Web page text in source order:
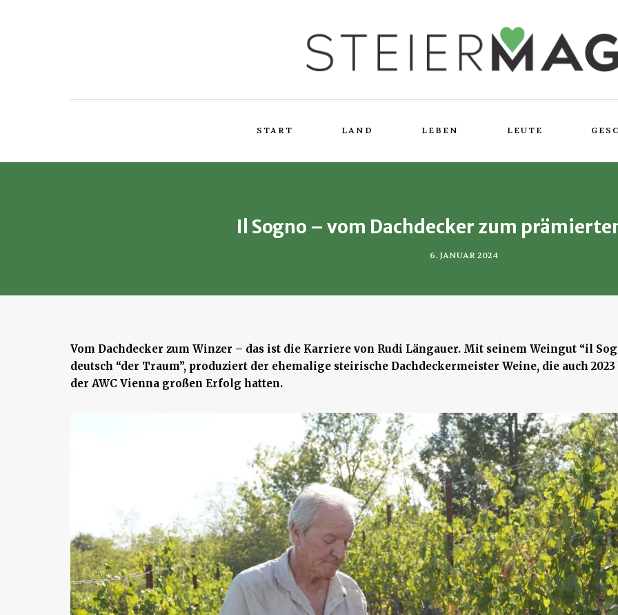
START LAND LEBEN LEUTE
Il Sogno – vom Dachdecker zum
6. JANUAR 2024
Vom Dachdecker zum Winzer – das ist die Karriere von Rudi Längauer. Mit seinem Weingut “il
deutsch “der Traum”, produziert der ehemalige steirische Dachdeckermeister Weine, die auch 2023
der AWC Vienna großen Erfolg hatten.